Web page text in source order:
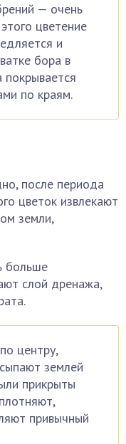
— очень
цветение
и
бора в
покрывается
по краям.
после периода
цветок извлекают
земли,
больше
слой дренажа,
центру,
землей
прикрыты
привычный